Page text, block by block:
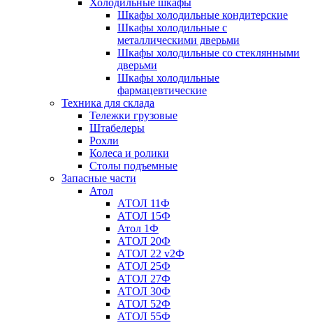
Холодильные шкафы
Шкафы холодильные кондитерские
Шкафы холодильные с
металлическими дверьми
Шкафы холодильные со стеклянными
дверьми
Шкафы холодильные
фармацевтические
Техника для склада
Тележки грузовые
Штабелеры
Рохли
Колеса и ролики
Столы подъемные
Запасные части
Атол
АТОЛ 11Ф
АТОЛ 15Ф
Атол 1Ф
АТОЛ 20Ф
АТОЛ 22 v2Ф
АТОЛ 25Ф
АТОЛ 27Ф
АТОЛ 30Ф
АТОЛ 52Ф
АТОЛ 55Ф